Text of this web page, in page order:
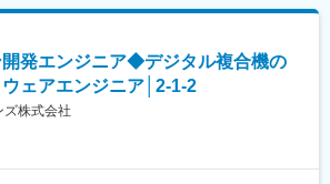
Defined Vehicle）やCASEといった業界の変革
機会が豊富です。
社開発RTOSなど技術環境が整っており、ただの
の金額であり、選考を通じて上下する可能性が
発エンジニア◆デジタル複合機の
ェアエンジニア│2-1-2
ズ株式会社